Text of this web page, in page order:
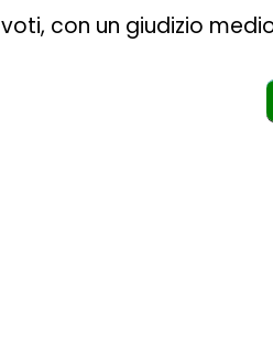
voti, con un giudizio